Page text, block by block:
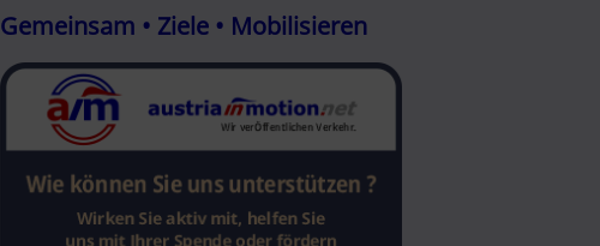
Gemeinsam • Ziele • Mobilisieren